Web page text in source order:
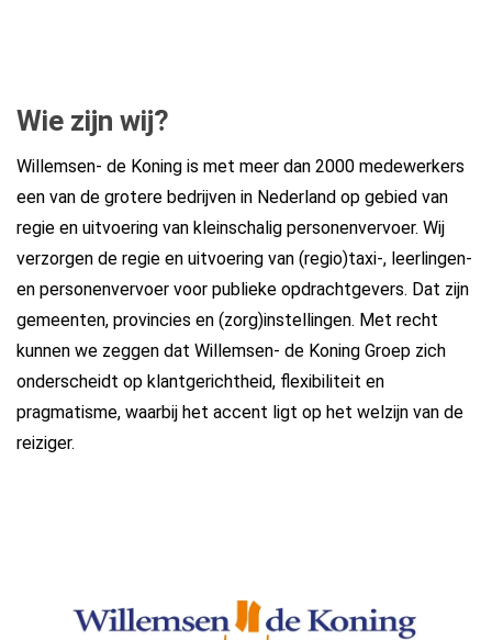
Wie zijn wij?
Willemsen- de Koning is met meer dan 2000 medewerkers
een van de grotere bedrijven in Nederland op gebied van
regie en uitvoering van kleinschalig personenvervoer. Wij
verzorgen de regie en uitvoering van (regio)taxi-, leerlingen-
en personenvervoer voor publieke opdrachtgevers. Dat zijn
gemeenten, provincies en (zorg)instellingen. Met recht
kunnen we zeggen dat Willemsen- de Koning Groep zich
onderscheidt op klantgerichtheid, flexibiliteit en
pragmatisme, waarbij het accent ligt op het welzijn van de
reiziger.